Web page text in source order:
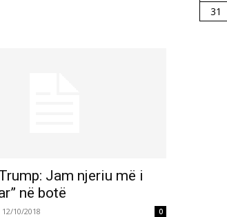
Jam njeriu më i
në botë
12/10/2018 0
31